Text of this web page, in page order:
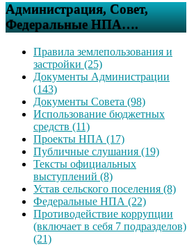
Администрация, Совет,
Федеральные НПА….
Правила землепользования и
застройки (25)
Документы Администрации
(143)
Документы Совета (98)
Использование бюджетных
средств (11)
Проекты НПА (17)
Публичные слушания (19)
Тексты официальных
выступлений (8)
Устав сельского поселения (8)
Федеральные НПА (22)
Противодействие коррупции
(включает в себя 7 подразделов)
(21)